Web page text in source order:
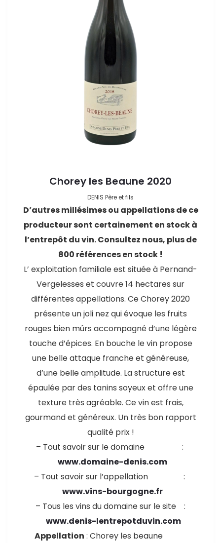
Chorey les Beaune 2020
DENIS Père et fils
D’autres millésimes ou appellations de ce
producteur sont certainement en stock à
l’entrepôt du vin. Consultez nous, plus de
800 références en stock !
L’ exploitation familiale est située à Pernand-
Vergelesses et couvre 14 hectares sur
différentes appellations. Ce Chorey 2020
présente un joli nez qui évoque les fruits
rouges bien mûrs accompagné d’une légère
touche d’épices. En bouche le vin propose
une belle attaque franche et généreuse,
d’une belle amplitude. La structure est
épaulée par des tanins soyeux et offre une
texture très agréable. Ce vin est frais,
gourmand et généreux. Un très bon rapport
qualité prix !
– Tout savoir sur le domaine :
www.domaine-denis.com
– Tout savoir sur l’appellation :
www.vins-bourgogne.fr
– Tous les vins du domaine sur le site :
www.denis-lentrepotduvin.com
Appellation : Chorey les beaune